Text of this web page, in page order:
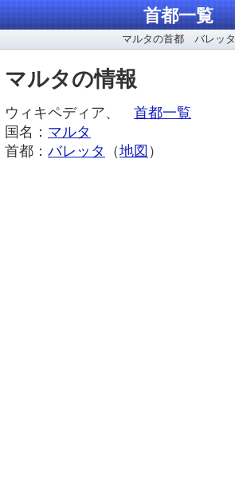
首都一覧
マルタの首都 バレッタ
マルタの情報
ウィキペディア、 首都一覧
国名： マルタ
首都： バレッタ （地図 ）